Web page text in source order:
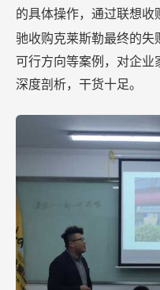
的具体操作，通过联想收
驰收购克莱斯勒最终的失
可行方向等案例，对企
深度剖析，干货十足。